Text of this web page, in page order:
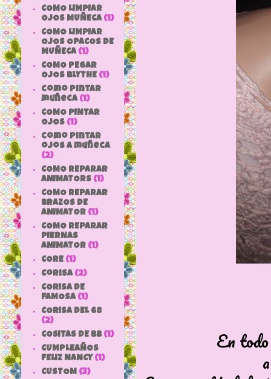
En
COMO LIMPIAR
OJOS MUÑECA (1)
COMO LIMPIAR
OJOS OPACOS DE
MUÑECA (1)
COMO PEGAR
OJOS BLYTHE (1)
como pintar
muñeca (1)
COMO PINTAR
OJOS (1)
como pintar
ojos a muñeca
(2)
COMO REPARAR
ANIMATORS (1)
COMO REPARAR
BRAZOS DE
ANIMATOR (1)
COMO REPARAR
PIERNAS
ANIMATOR (1)
CORE (1)
Corisa (2)
CORISA DE
FAMOSA (1)
CORISA DEL 68
(2)
COSITAS DE bb (1)
CUMPLEAÑOS
FELIZ NANCY (1)
CUSTOM (3)